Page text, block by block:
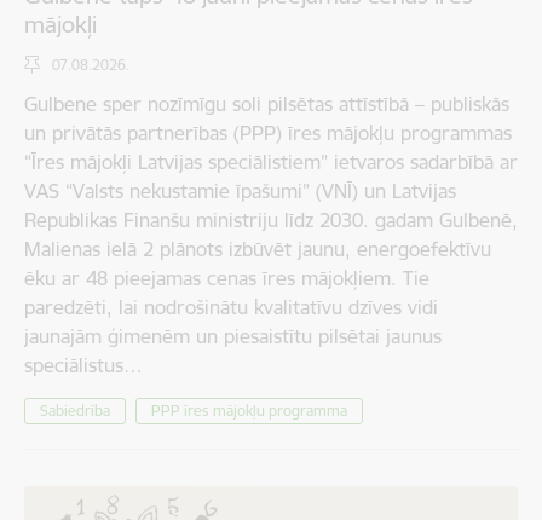
mājokļi
07.08.2026.
Gulbene sper nozīmīgu soli pilsētas attīstībā – publiskās
un privātās partnerības (PPP) īres mājokļu programmas
“Īres mājokļi Latvijas speciālistiem” ietvaros sadarbībā ar
VAS “Valsts nekustamie īpašumi” (VNĪ) un Latvijas
Republikas Finanšu ministriju līdz 2030. gadam Gulbenē,
Malienas ielā 2 plānots izbūvēt jaunu, energoefektīvu
ēku ar 48 pieejamas cenas īres mājokļiem. Tie
paredzēti, lai nodrošinātu kvalitatīvu dzīves vidi
jaunajām ģimenēm un piesaistītu pilsētai jaunus
speciālistus…
Sabiedrība PPP īres mājokļu programma